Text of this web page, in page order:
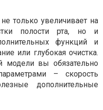
только увеличивает на
полости рта, но и
функций и
или глубокая очистка.
вы обязательно
– скорость
дополнительные